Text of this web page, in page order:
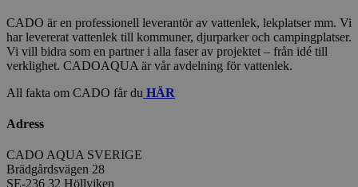
CADO är en professionell leverantör av vattenlek, lekplatser mm. Vi
har levererat vattenlek till kommuner, djurparker och campingplatser.
Vi vill bidra som en partner i alla faser av projektet – från idé till
verklighet. CADOAQUA är vår avdelning för vattenlek.
All fakta om CADO får du HÄR
Adress
CADO AQUA SVERIGE
Brädgårdsvägen 28
SE-236 32 Höllviken